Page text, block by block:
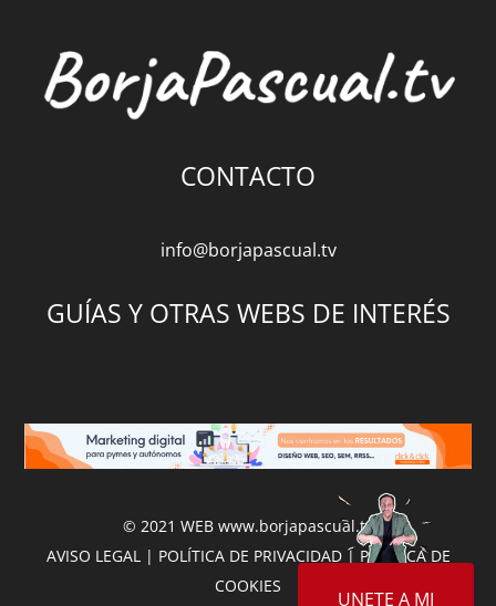
UNETE A MI
CONTACTO
info@borjapascual.tv
GUÍAS Y OTRAS WEBS DE INTERÉS
© 2021 WEB www.borjapascual.tv
AVISO LEGAL | POLÍTICA DE PRIVACIDAD| POLÍTICA DE
COOKIES